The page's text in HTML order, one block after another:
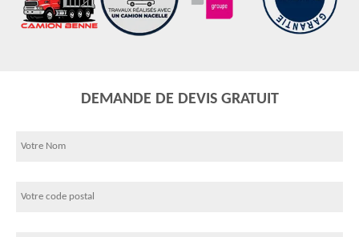
DEMANDE DE DEVIS GRATUIT